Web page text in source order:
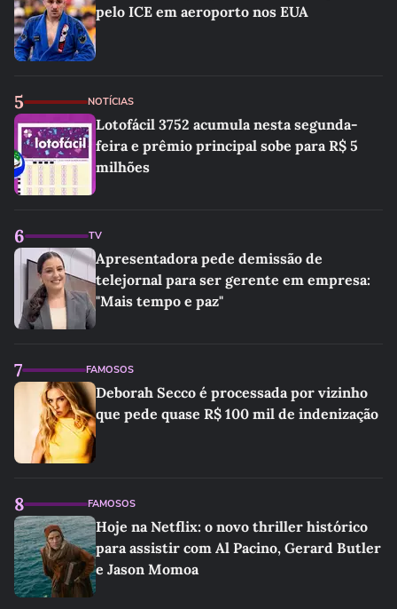
pelo ICE em aeroporto nos EUA
5 NOTÍCIAS
Lotofácil 3752 acumula nesta segunda-
feira e prêmio principal sobe para R$ 5
milhões
6 TV
Apresentadora pede demissão de
telejornal para ser gerente em empresa:
"Mais tempo e paz"
7 FAMOSOS
Deborah Secco é processada por vizinho
que pede quase R$ 100 mil de indenização
8 FAMOSOS
Hoje na Netflix: o novo thriller histórico
para assistir com Al Pacino, Gerard Butler
e Jason Momoa